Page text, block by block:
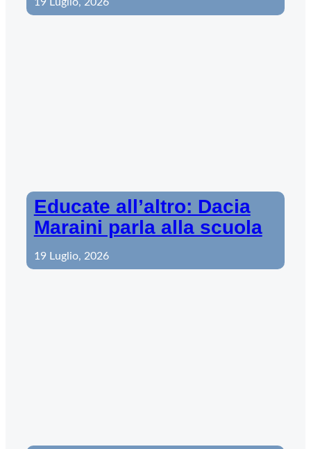
Educate all’altro: Dacia
Maraini parla alla scuola
19 Luglio, 2026